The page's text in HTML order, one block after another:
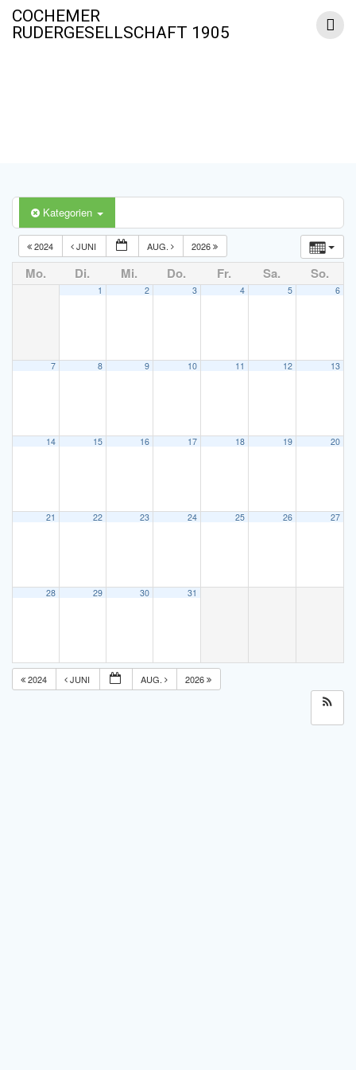
Inhalt
springen
COCHEMER
RUDERGESELLSCHAFT 1905
Kategorien
2024 JUNI AUG. 2026
Mo. Di. Mi. Do. Fr. Sa. So.
1 2 3 4 5 6
7 8 9 10 11 12 13
14 15 16 17 18 19 20
21 22 23 24 25 26 27
28 29 30 31
2024 JUNI AUG. 2026